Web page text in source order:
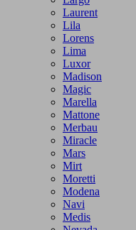
Laurent
Lila
Lorens
Lima
Luxor
Madison
Magic
Marella
Mattone
Merbau
Miracle
Mars
Mirt
Moretti
Modena
Navi
Medis